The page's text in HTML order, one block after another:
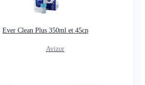
Ever Clean Plus 350ml et 45cp
Avizor